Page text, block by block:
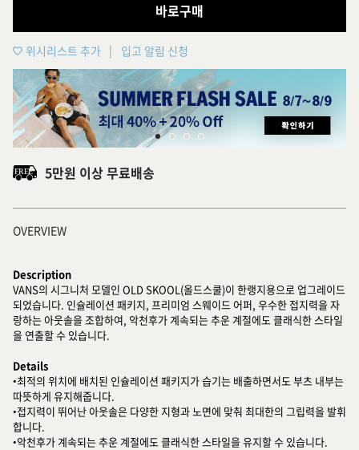
바로구매
위시리스트 추가 입고 알림 신청
5만원 이상 무료배송
OVERVIEW
Description
VANS의 시그니처 모델인 OLD SKOOL(올드스쿨)이 한랭지용으로 업그레이드
되었습니다. 인슐레이션 패키지, 프리미엄 스웨이드 어퍼, 우수한 접지력을 자
랑하는 아웃솔을 조합하여, 악천후가 계속되는 추운 계절에도 클래식한 스타일
을 연출할 수 있습니다.
Details
•최적의 위치에 배치된 인슐레이션 패키지가 습기는 배출하면서도 부츠 내부는
따뜻하게 유지해줍니다.
•접지력이 뛰어난 아웃솔은 다양한 지형과 노면에 맞춰 최대한의 그립력을 발휘
합니다.
•악천후가 계속되는 추운 계절에도 클래식한 스타일을 유지할 수 있습니다.